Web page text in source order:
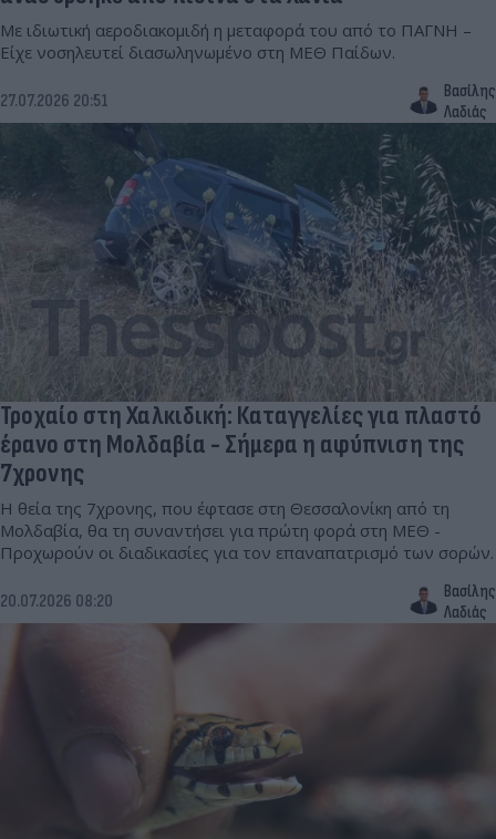
Με ιδιωτική αεροδιακομιδή η μεταφορά του από το ΠΑΓΝΗ –
Είχε νοσηλευτεί διασωληνωμένο στη ΜΕΘ Παίδων.
27.07.2026 20:51
Βασίλης
Λαδιάς
Τροχαίο στη Χαλκιδική: Καταγγελίες για πλαστό
έρανο στη Μολδαβία - Σήμερα η αφύπνιση της
7χρονης
Η θεία της 7χρονης, που έφτασε στη Θεσσαλονίκη από τη
Μολδαβία, θα τη συναντήσει για πρώτη φορά στη ΜΕΘ -
Προχωρούν οι διαδικασίες για τον επαναπατρισμό των σορών.
20.07.2026 08:20
Βασίλης
Λαδιάς